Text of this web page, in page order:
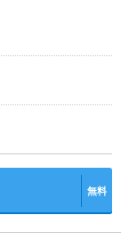
無料